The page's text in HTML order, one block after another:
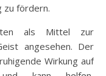
zu fördern.
als Mittel zur
angesehen. Der
Wirkung auf